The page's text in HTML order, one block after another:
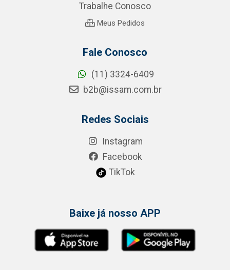
Trabalhe Conosco
Meus Pedidos
Fale Conosco
(11) 3324-6409
b2b@issam.com.br
Redes Sociais
Instagram
Facebook
TikTok
Baixe já nosso APP